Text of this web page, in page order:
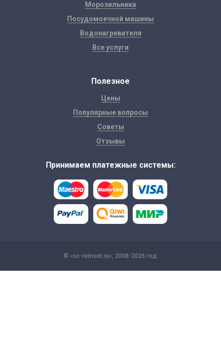
Морозильника
Посудомоечной машины
Водонагревателя
Все услуги
Полезное
Цены
Популярные вопросы
Советы
Отзывы
Принимаем платежные системы:
© «sc-remont.ru», 2008-2026 год.